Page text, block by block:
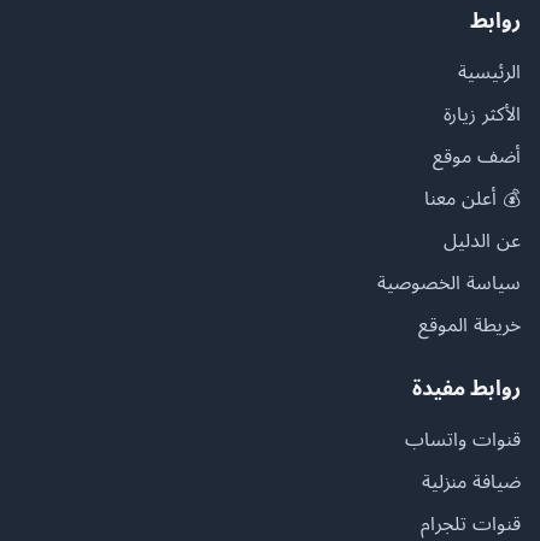
روابط
الرئيسية
الأكثر زيارة
أضف موقع
💰 أعلن معنا
عن الدليل
سياسة الخصوصية
خريطة الموقع
روابط مفيدة
قنوات واتساب
ضيافة منزلية
قنوات تلجرام